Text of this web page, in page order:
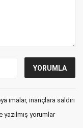
imalar, inançlara saldırı
yorumlar